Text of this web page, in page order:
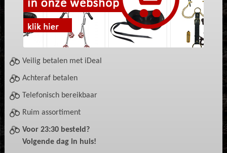
Veilig betalen met iDeal
Achteraf betalen
Telefonisch bereikbaar
Ruim assortiment
Voor 23:30 besteld?
Volgende dag in huis!